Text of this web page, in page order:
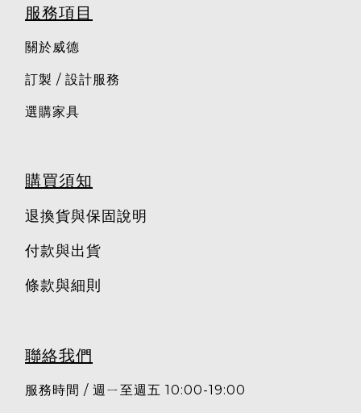
服務項目
關於威德
訂製 / 設計服務
選購家具
購買須知
退換貨與保固說明
付款與出貨
條款與細則
聯絡我們
服務時間 / 週ㄧ至週五 10:00-19:00